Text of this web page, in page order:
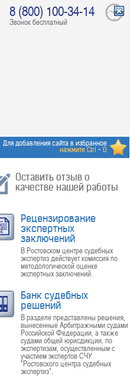
8 (800) 100-34-14
Звонок бесплатный
Для добавления сайта в избранное
нажмите Ctrl + D
Оставить отзыв о
качестве нашей работы
Рецензирование
экспертных
заключений
В Ростовском центре судебных
экспертиз действует комиссия по
методологической оценке
экспертных заключений.
Банк судебных
решений
В разделе представлены решения,
вынесенные Арбитражными судами
Российской Федерации, а также
судами общей юрисдикции, по
экспертизам, осуществленным с
участием экспертов СЧУ
"Ростовского центра судебных
экспертиз".